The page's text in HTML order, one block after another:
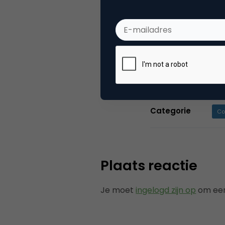
van de
nodig zijn om
Categorie
Plaats reactie
Je moet ingelogd zijn op om